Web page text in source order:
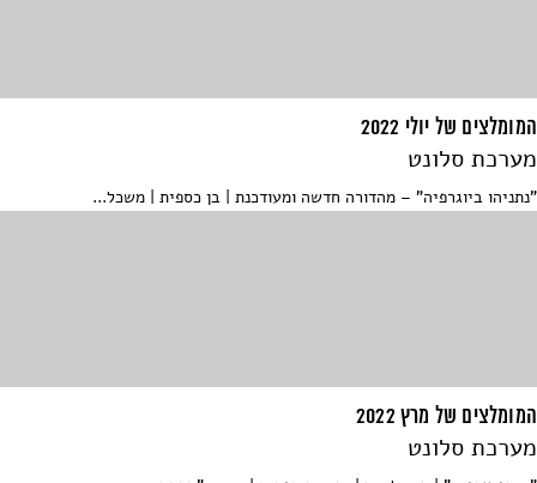
המומלצים של יולי 2022
מערכת סלונט
"נתניהו ביוגרפיה" – מהדורה חדשה ומעודכנת | בן כספית | משכל...
המומלצים של מרץ 2022
מערכת סלונט